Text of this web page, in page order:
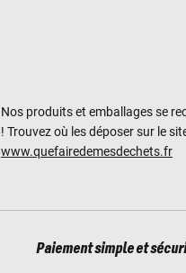
Nos produits et emballages se
! Trouvez où les déposer sur le
www.quefairedemesdechets.fr
Paiement simple et